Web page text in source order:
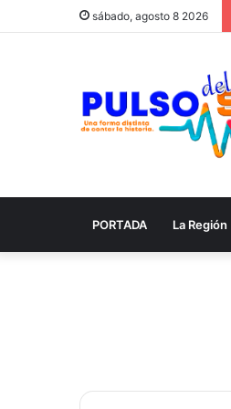
sábado, agosto 8 2026
PORTADA La Región